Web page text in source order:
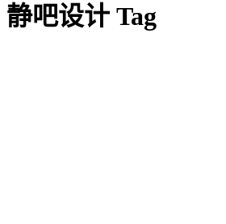
静吧设计 Tag